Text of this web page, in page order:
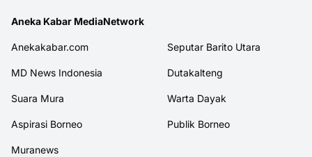
Aneka Kabar MediaNetwork
Anekakabar.com Seputar Barito Utara
MD News Indonesia Dutakalteng
Suara Mura Warta Dayak
Aspirasi Borneo Publik Borneo
Muranews